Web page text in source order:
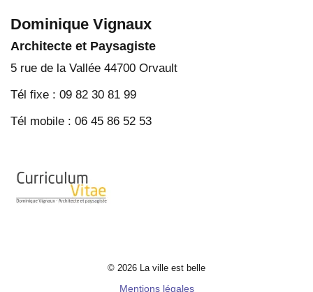
Dominique Vignaux
Architecte et Paysagiste
5 rue de la Vallée 44700 Orvault
Tél fixe : 09 82 30 81 99
Tél mobile : 06 45 86 52 53
© 2026 La ville est belle
Mentions légales